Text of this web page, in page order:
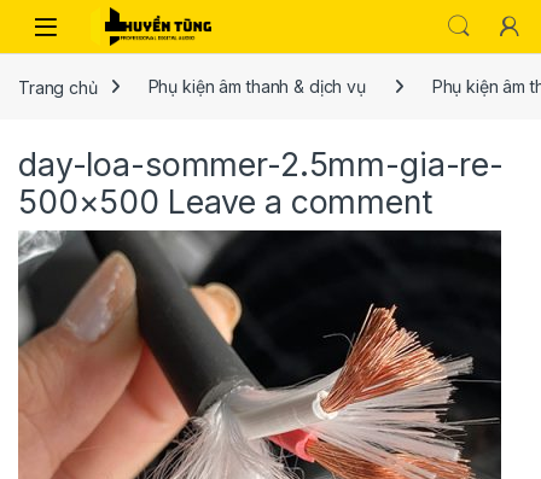
Trang chủ Phụ kiện âm thanh & dịch vụ Phụ kiện âm
day-loa-sommer-2.5mm-gia-re-
500×500 Leave a comment